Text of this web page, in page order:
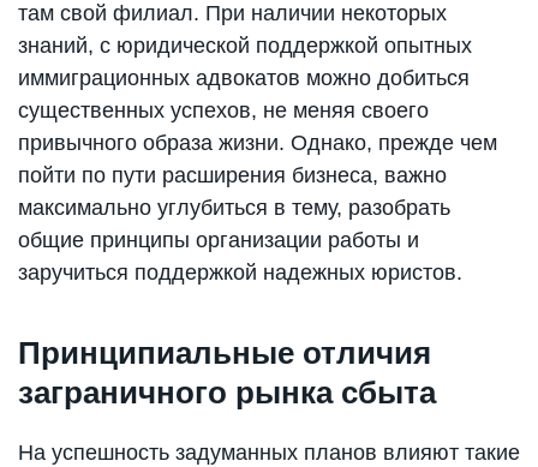
там свой филиал. При наличии некоторых
знаний, с юридической поддержкой опытных
иммиграционных адвокатов можно добиться
существенных успехов, не меняя своего
привычного образа жизни. Однако, прежде чем
пойти по пути расширения бизнеса, важно
максимально углубиться в тему, разобрать
общие принципы организации работы и
заручиться поддержкой надежных юристов.
Принципиальные отличия
заграничного рынка сбыта
На успешность задуманных планов влияют такие